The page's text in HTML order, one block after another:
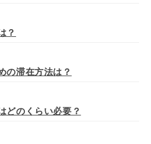
？
の滞在方法は？
どのくらい必要？